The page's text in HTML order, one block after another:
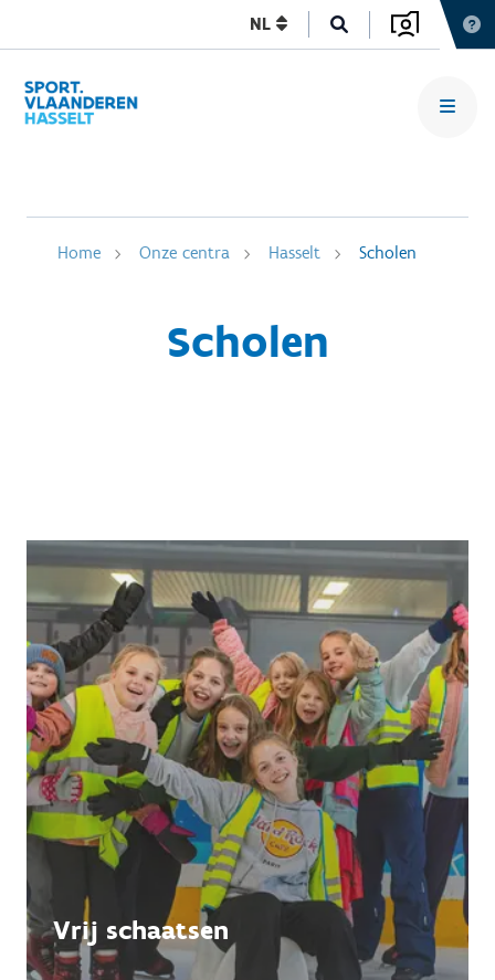
NL
Home Onze centra Hasselt Scholen
Scholen
Vrij schaatsen